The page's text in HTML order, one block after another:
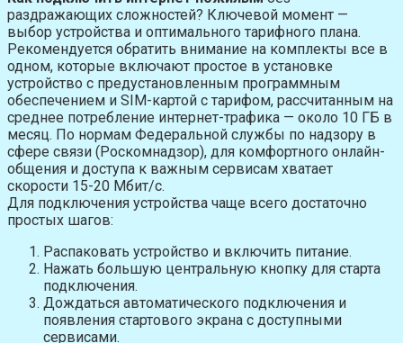
раздражающих сложностей? Ключевой момент —
выбор устройства и оптимального тарифного плана.
Рекомендуется обратить внимание на комплекты все в
одном, которые включают простое в установке
устройство с предустановленным программным
обеспечением и SIM-картой с тарифом, рассчитанным на
среднее потребление интернет-трафика — около 10 ГБ в
месяц. По нормам Федеральной службы по надзору в
сфере связи (Роскомнадзор), для комфортного онлайн-
общения и доступа к важным сервисам хватает
скорости 15-20 Мбит/с.
Для подключения устройства чаще всего достаточно
простых шагов:
Распаковать устройство и включить питание.
Нажать большую центральную кнопку для старта
подключения.
Дождаться автоматического подключения и
появления стартового экрана с доступными
сервисами.